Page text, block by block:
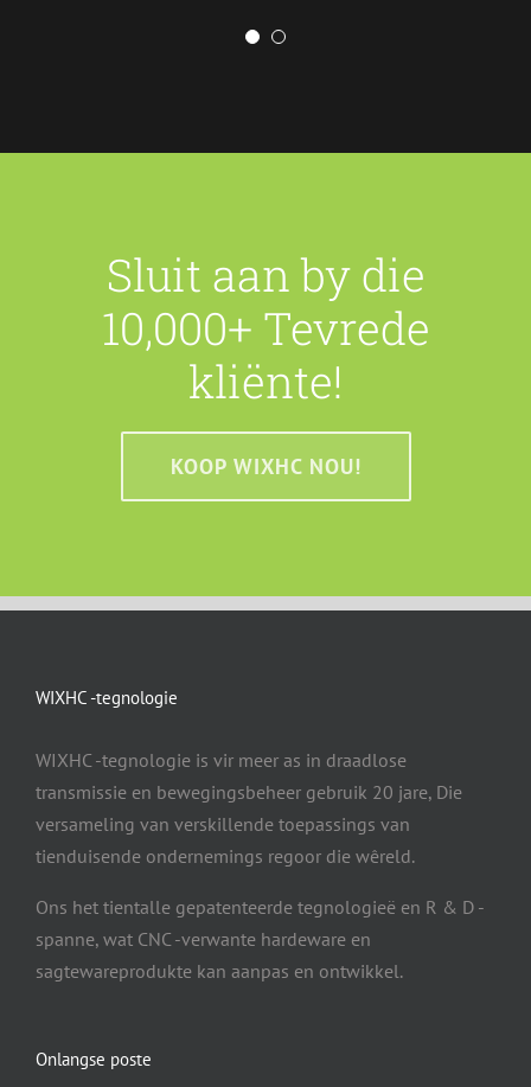
Sluit aan by die
10,000+ Tevrede
kliënte!
KOOP WIXHC NOU!
WIXHC -tegnologie
WIXHC -tegnologie is vir meer as in draadlose
transmissie en bewegingsbeheer gebruik 20 jare, Die
versameling van verskillende toepassings van
tienduisende ondernemings regoor die wêreld.
Ons het tientalle gepatenteerde tegnologieë en R & D -
spanne, wat CNC -verwante hardeware en
sagtewareprodukte kan aanpas en ontwikkel.
Onlangse poste